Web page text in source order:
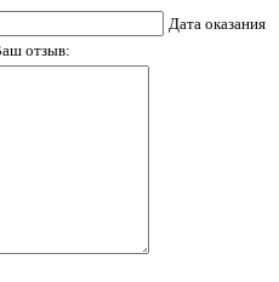
Дата оказания
отзыв: